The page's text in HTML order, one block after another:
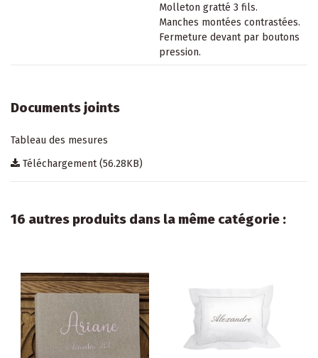
Molleton gratté 3 fils.
Manches montées contrastées.
Fermeture devant par boutons
pression.
Documents joints
Tableau des mesures
Téléchargement (56.28KB)
16 autres produits dans la même catégorie :